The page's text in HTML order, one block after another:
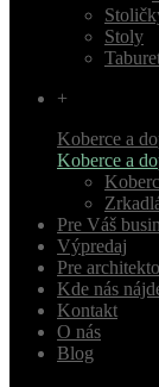
Stoly
+
Koberce a
Koberce a
Pre Váš
Výpredaj
Pre
Kde nás
Kontakt
O nás
Blog